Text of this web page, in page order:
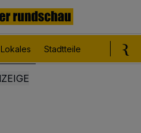
Lokales Stadtteile